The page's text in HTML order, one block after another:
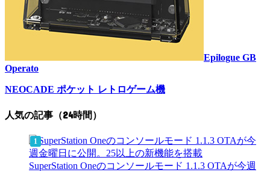
Epilogue GB
Operato
NEOCADE ポケット レトロゲーム機
人気の記事（24時間）
SuperStation Oneのコンソールモード 1.1.3 OTAが今週